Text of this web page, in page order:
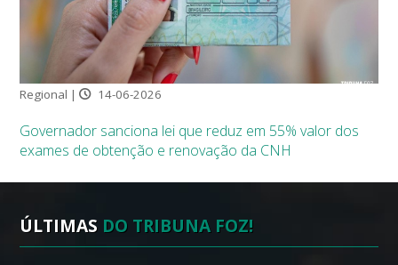
Regional | 14-06-2026
Governador sanciona lei que reduz em 55% valor dos
exames de obtenção e renovação da CNH
ÚLTIMAS DO TRIBUNA FOZ!